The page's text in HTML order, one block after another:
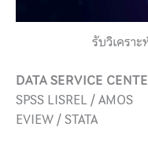
รับวิเครา
DATA SERVICE
SPSS LISREL / AMOS
EVIEW / STATA